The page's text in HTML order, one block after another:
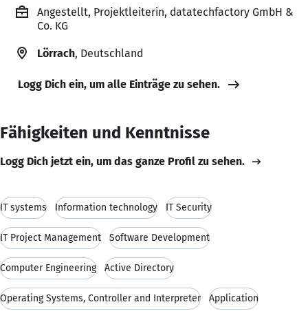
Angestellt, Projektleiterin, datatechfactory GmbH &
Co. KG
Lörrach, Deutschland
Logg Dich ein, um alle Einträge zu sehen.
Fähigkeiten und Kenntnisse
Logg Dich jetzt ein, um das ganze Profil zu sehen.
IT systems Information technology IT Security
IT Project Management Software Development
Computer Engineering Active Directory
Operating Systems, Controller and Interpreter Application